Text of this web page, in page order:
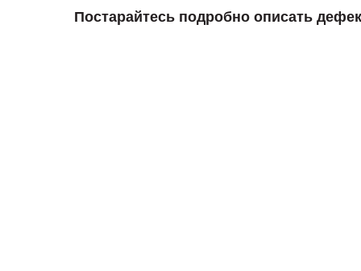
Постарайтесь подробно описать